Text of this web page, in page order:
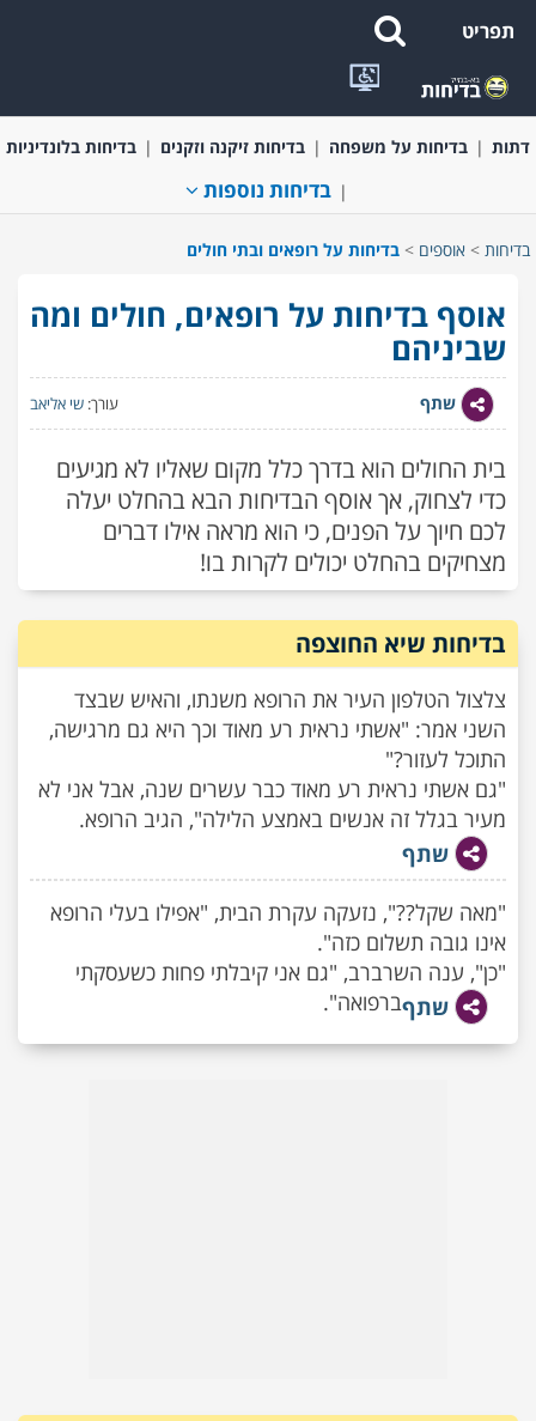
תפריט
בדיחות קצרות ומשפטים מצחיקים
דתות
בדיחות על משפחה בדיחות זיקנה וזקנים בדיחות בלונדיניות
בדיחות נוספות
בדיחות > אוספים > בדיחות על רופאים ובתי חולים
אוסף בדיחות על רופאים, חולים ומה
שביניהם
עורך: שי אליאב שתף
בית החולים הוא בדרך כלל מקום שאליו לא מגיעים
כדי לצחוק, אך אוסף הבדיחות הבא בהחלט יעלה
לכם חיוך על הפנים, כי הוא מראה אילו דברים
מצחיקים בהחלט יכולים לקרות בו!
בדיחות שיא החוצפה
צלצול הטלפון העיר את הרופא משנתו, והאיש שבצד
השני אמר: "אשתי נראית רע מאוד וכך היא גם מרגישה,
התוכל לעזור?"
"גם אשתי נראית רע מאוד כבר עשרים שנה, אבל אני לא
מעיר בגלל זה אנשים באמצע הלילה", הגיב הרופא.
שתף
"מאה שקל??", נזעקה עקרת הבית, "אפילו בעלי הרופא
אינו גובה תשלום כזה".
"כן", ענה השרברב, "גם אני קיבלתי פחות כשעסקתי
ברפואה".שתף